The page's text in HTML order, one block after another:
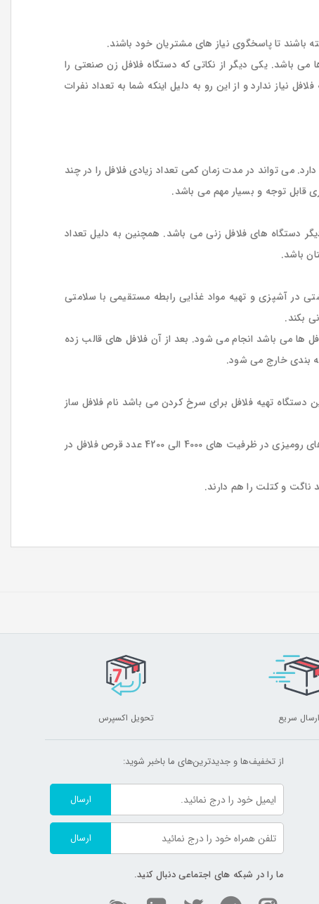
باشند تا پاسخگوی نیاز های مشتریان خود باشند.
می باشد. یکی دیگر از نکاتی که دستگاه فلافل زن صنعتی را
نیاز ندارد و از این رو به دلیل اینکه شما به تعداد نفرات
می تواند در مدت زمان کمی تعداد زیادی فلافل را در چند
قابل توجه و بسیار مهم می باشد.
دستگاه های فلافل زنی می باشد. همچنین به دلیل تعداد
باشد.
در آشپزی و تهیه مواد غذایی رابطه مستقیمی با سلامتی
بکند.
ها می باشد انجام می شود. بعد از آن فلافل های قالب زده
بندی خارج می شود.
دستگاه تهیه فلافل برای سرخ کردن می باشد نام فلافل ساز
فلافل زن ها در ظرفیت های متفاوتی در بازار وجود دارند که می توانید نسبت به نوع نیاز و کارایی خود آن ها را انتخاب نمایید. فلافل زن های رومیزی در ظرفیت های 4000 الی 4200 عدد قرص فلافل در
ناگت و کتلت را هم دارند.
ارسال سریع تحویل اکسپرس
از تخفیف‌ها و جدیدترین‌های ما‌ باخبر شوید:
ارسال
ارسال
ما را در شبکه های اجتماعی دنبال کنید.